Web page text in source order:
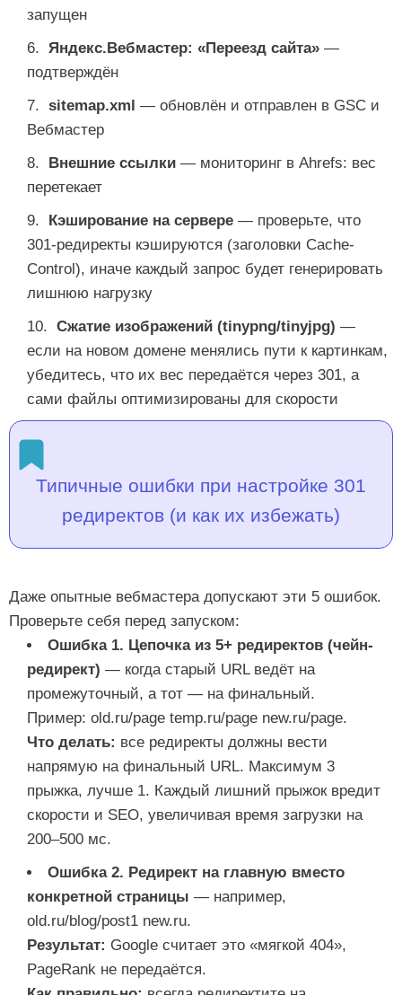
запущен
Яндекс.Вебмастер: «Переезд сайта» —
подтверждён
sitemap.xml — обновлён и отправлен в GSC и
Вебмастер
Внешние ссылки — мониторинг в Ahrefs: вес
перетекает
Кэширование на сервере — проверьте, что
301-редиректы кэшируются (заголовки Cache-
Control), иначе каждый запрос будет генерировать
лишнюю нагрузку
Сжатие изображений (tinypng/tinyjpg) —
если на новом домене менялись пути к картинкам,
убедитесь, что их вес передаётся через 301, а
сами файлы оптимизированы для скорости
Типичные ошибки при настройке 301
редиректов (и как их избежать)
Даже опытные вебмастера допускают эти 5 ошибок.
Проверьте себя перед запуском:
Ошибка 1. Цепочка из 5+ редиректов (чейн-
редирект) — когда старый URL ведёт на
промежуточный, а тот — на финальный.
Пример: old.ru/page temp.ru/page new.ru/page.
Что делать: все редиректы должны вести
напрямую на финальный URL. Максимум 3
прыжка, лучше 1. Каждый лишний прыжок вредит
скорости и SEO, увеличивая время загрузки на
200–500 мс.
Ошибка 2. Редирект на главную вместо
конкретной страницы — например,
old.ru/blog/post1 new.ru.
Результат: Google считает это «мягкой 404»,
PageRank не передаётся.